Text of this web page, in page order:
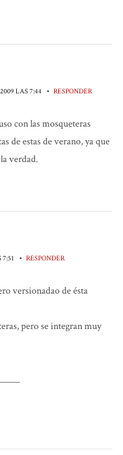
LAS 7:44 • RESPONDER
con las mosqueteras
de estas de verano, ya que
verdad.
• RESPONDER
versionadao de ésta
pero se integran muy